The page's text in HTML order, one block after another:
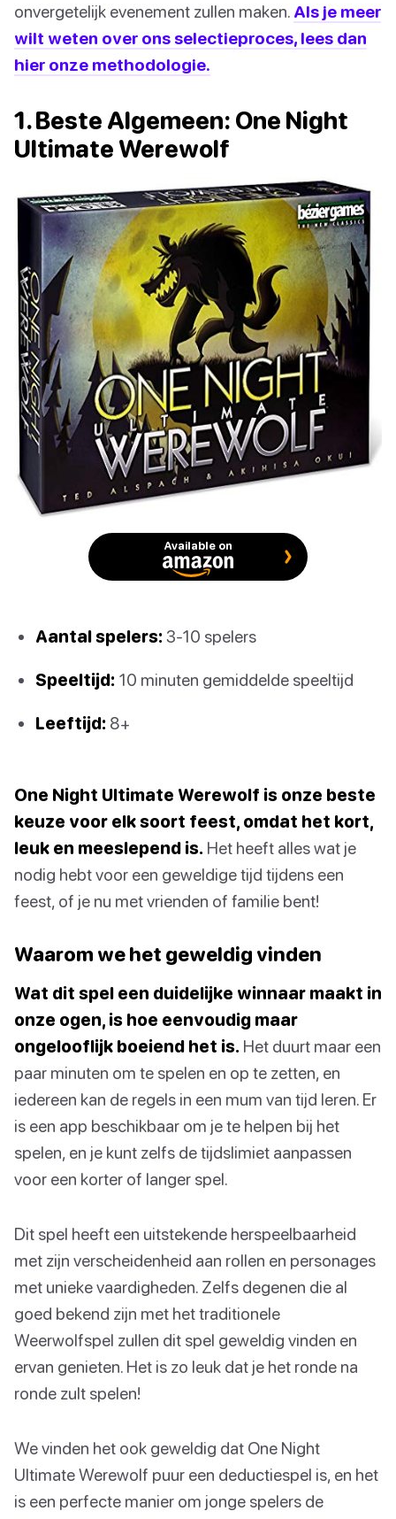
onvergetelijk evenement zullen maken. Als je meer
wilt weten over ons selectieproces, lees dan
hier onze methodologie.
1. Beste Algemeen: One Night
Ultimate Werewolf
Available on
Aantal spelers: 3-10 spelers
Speeltijd: 10 minuten gemiddelde speeltijd
Leeftijd: 8+
One Night Ultimate Werewolf is onze beste
keuze voor elk soort feest, omdat het kort,
leuk en meeslepend is. Het heeft alles wat je
nodig hebt voor een geweldige tijd tijdens een
feest, of je nu met vrienden of familie bent!
Waarom we het geweldig vinden
Wat dit spel een duidelijke winnaar maakt in
onze ogen, is hoe eenvoudig maar
ongelooflijk boeiend het is. Het duurt maar een
paar minuten om te spelen en op te zetten, en
iedereen kan de regels in een mum van tijd leren. Er
is een app beschikbaar om je te helpen bij het
spelen, en je kunt zelfs de tijdslimiet aanpassen
voor een korter of langer spel.
Dit spel heeft een uitstekende herspeelbaarheid
met zijn verscheidenheid aan rollen en personages
met unieke vaardigheden. Zelfs degenen die al
goed bekend zijn met het traditionele
Weerwolfspel zullen dit spel geweldig vinden en
ervan genieten. Het is zo leuk dat je het ronde na
ronde zult spelen!
We vinden het ook geweldig dat One Night
Ultimate Werewolf puur een deductiespel is, en het
is een perfecte manier om jonge spelers de